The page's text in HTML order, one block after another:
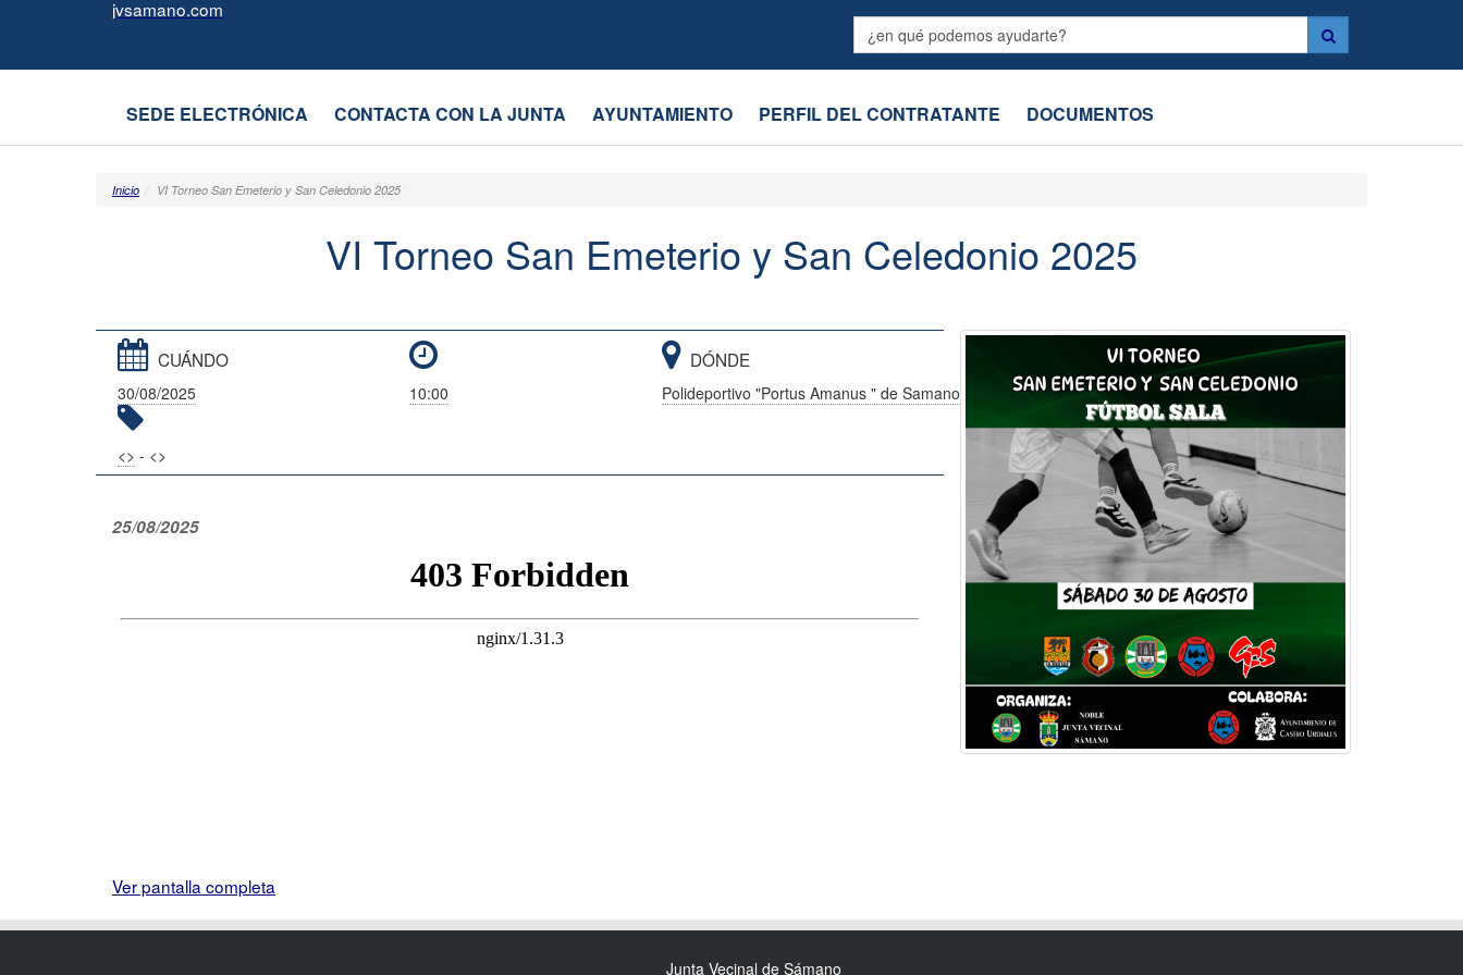
Juntas
Vecinales
de
Castro-
Urdiales
jvsamano.com
SEDE ELECTRÓNICA CONTACTA CON LA JUNTA AYUNTAMIENTO PERFIL DEL CONTRATANTE DOCUMENTOS
Inicio VI Torneo San Emeterio y San Celedonio 2025
VI Torneo San Emeterio y San Celedonio 2025
CUÁNDO
30/08/2025 10:00
DÓNDE
Polideportivo "Portus Amanus " de Samano
<> - <>
25/08/2025
Ver pantalla completa
Junta Vecinal de Sámano